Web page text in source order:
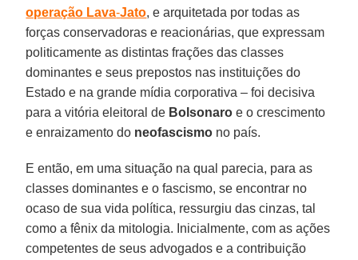
operação Lava-Jato, e arquitetada por todas as
forças conservadoras e reacionárias, que expressam
politicamente as distintas frações das classes
dominantes e seus prepostos nas instituições do
Estado e na grande mídia corporativa – foi decisiva
para a vitória eleitoral de Bolsonaro e o crescimento
e enraizamento do neofascismo no país.
E então, em uma situação na qual parecia, para as
classes dominantes e o fascismo, se encontrar no
ocaso de sua vida política, ressurgiu das cinzas, tal
como a fênix da mitologia. Inicialmente, com as ações
competentes de seus advogados e a contribuição